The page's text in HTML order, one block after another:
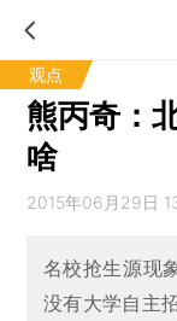
观点
熊丙奇：
啥
2015年06月29日
名校抢生源现
没有大学自主